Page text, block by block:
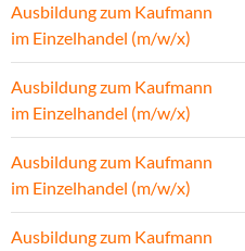
Ausbildung zum Kaufmann
im Einzelhandel (m/w/x)
Ausbildung zum Kaufmann
im Einzelhandel (m/w/x)
Ausbildung zum Kaufmann
im Einzelhandel (m/w/x)
Ausbildung zum Kaufmann